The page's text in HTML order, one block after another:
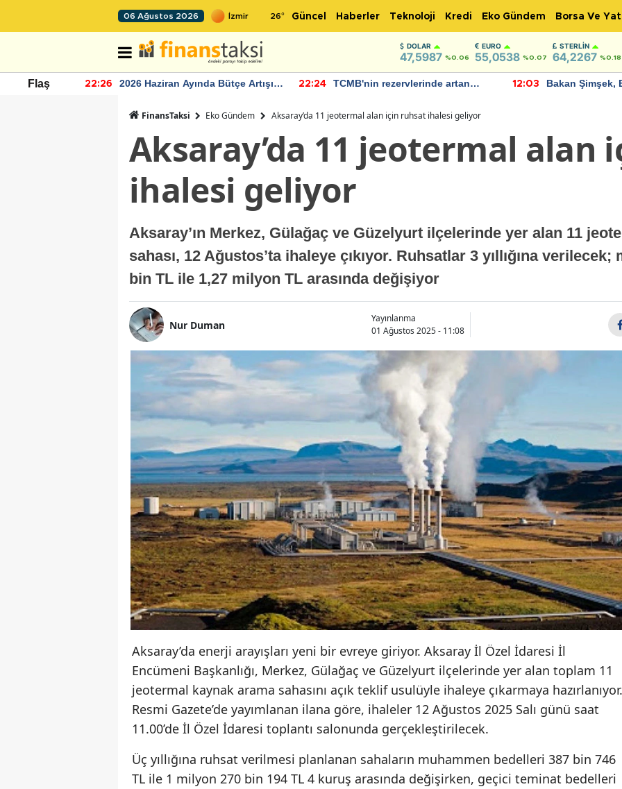
06 Ağustos 2026 26° Güncel Haberler Teknoloji Kredi Eko Gündem Borsa Ve
DOLAR
47,5987 %0.06
EURO
55,0538 %0.07
STERLIN
64,2267 %0.18
Flaş 22:26
2026 Haziran Ayında Bütçe Artışı
22:24
TCMB'nin rezervlerinde artan
12:03
Bakan Şimşek,
FinansTaksi Eko Gündem Aksaray’da 11 jeotermal alan için ruhsat ihalesi geliyor
Aksaray’da 11 jeotermal alan
ihalesi geliyor
Aksaray’ın Merkez, Gülağaç ve Güzelyurt ilçelerinde yer alan 11
sahası, 12 Ağustos’ta ihaleye çıkıyor. Ruhsatlar 3 yıllığına
bin TL ile 1,27 milyon TL arasında değişiyor
Nur Duman
Yayınlanma
01 Ağustos 2025 - 11:08
Aksaray’da enerji arayışları yeni bir evreye giriyor. Aksaray İl Özel İdaresi İl
Encümeni Başkanlığı, Merkez, Gülağaç ve Güzelyurt ilçelerinde yer alan toplam 11
jeotermal kaynak arama sahasını açık teklif usulüyle ihaleye çıkarmaya hazırlanıyor.
Resmi Gazete’de yayımlanan ilana göre, ihaleler 12 Ağustos 2025 Salı günü saat
11.00’de İl Özel İdaresi toplantı salonunda gerçekleştirilecek.
Üç yıllığına ruhsat verilmesi planlanan sahaların muhammen bedelleri 387 bin 746
TL ile 1 milyon 270 bin 194 TL 4 kuruş arasında değişirken, geçici teminat bedelleri